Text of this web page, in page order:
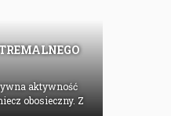
aktywność
obosieczny. Z